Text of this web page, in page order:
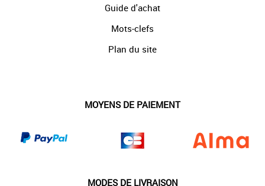
Guide d'achat
Mots-clefs
Plan du site
MOYENS DE PAIEMENT
MODES DE LIVRAISON